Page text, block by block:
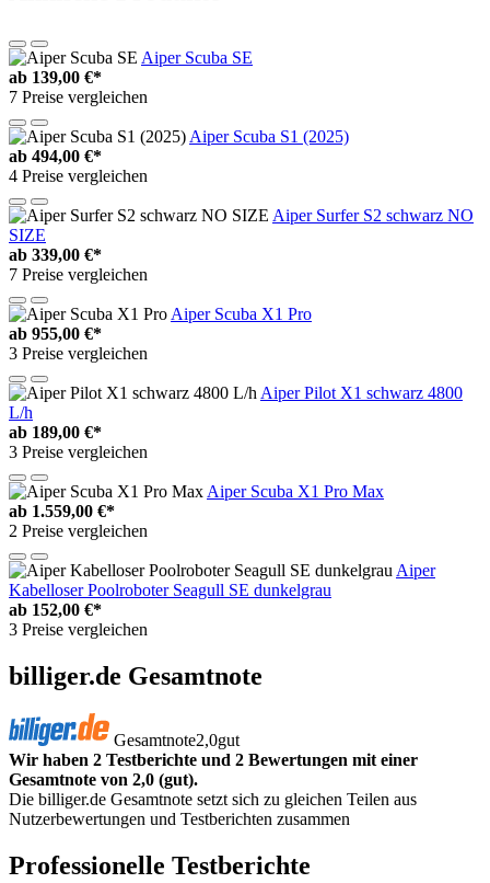
Aiper Scuba SE
ab 139,00 €*
7 Preise vergleichen
Aiper Scuba S1 (2025)
ab 494,00 €*
4 Preise vergleichen
Aiper Surfer S2 schwarz NO
SIZE
ab 339,00 €*
7 Preise vergleichen
Aiper Scuba X1 Pro
ab 955,00 €*
3 Preise vergleichen
Aiper Pilot X1 schwarz 4800
L/h
ab 189,00 €*
3 Preise vergleichen
Aiper Scuba X1 Pro Max
ab 1.559,00 €*
2 Preise vergleichen
Aiper
Kabelloser Poolroboter Seagull SE dunkelgrau
ab 152,00 €*
3 Preise vergleichen
billiger.de Gesamtnote
Gesamtnote2,0gut
Wir haben 2 Testberichte und 2 Bewertungen mit einer
Gesamtnote von 2,0 (gut).
Die billiger.de Gesamtnote setzt sich zu gleichen Teilen aus
Nutzerbewertungen und Testberichten zusammen
Professionelle Testberichte